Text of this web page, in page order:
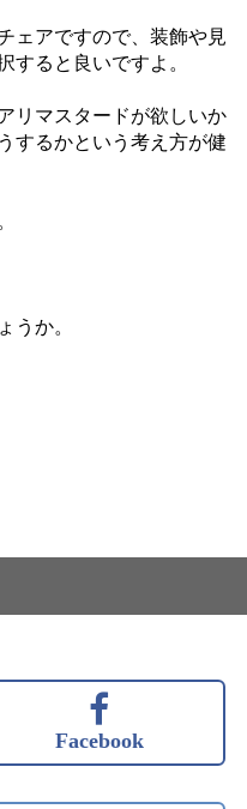
ェアですので、装飾や見
すると良いですよ。
リマスタードが欲しいか
するかという考え方が健
うか。
Facebook